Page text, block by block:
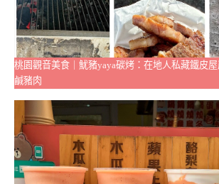
桃園觀音美食｜魷豬yaya碳烤：在地人私藏鐵皮
鹹豬肉